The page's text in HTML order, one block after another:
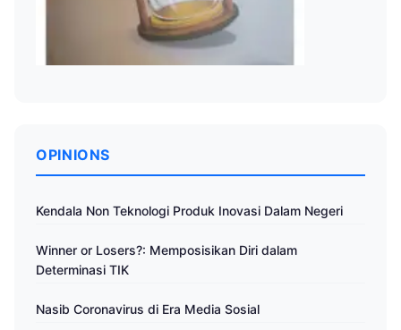
OPINIONS
Kendala Non Teknologi Produk Inovasi Dalam Negeri
Winner or Losers?: Memposisikan Diri dalam
Determinasi TIK
Nasib Coronavirus di Era Media Sosial